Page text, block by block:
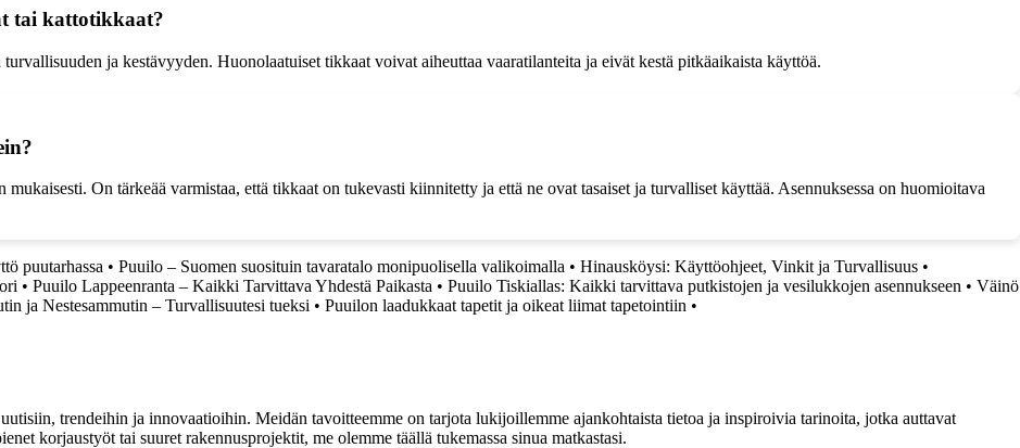
tai kattotikkaat?
ja kestävyyden. Huonolaatuiset tikkaat voivat aiheuttaa vaaratilanteita ja eivät kestä pitkäaikaista käyttöä.
On tärkeää varmistaa, että tikkaat on tukevasti kiinnitetty ja että ne ovat tasaiset ja turvalliset käyttää. Asennuksessa on huomioitava
puutarhassa • Puuilo – Suomen suosituin tavaratalo monipuolisella valikoimalla • Hinausköysi: Käyttöohjeet, Vinkit ja Turvallisuus •
• Puuilo Lappeenranta – Kaikki Tarvittava Yhdestä Paikasta • Puuilo Tiskiallas: Kaikki tarvittava putkistojen ja vesilukkojen asennukseen • Väinö
ja Nestesammutin – Turvallisuutesi tueksi • Puuilon laadukkaat tapetit ja oikeat liimat tapetointiin •
trendeihin ja innovaatioihin. Meidän tavoitteemme on tarjota lukijoillemme ajankohtaista tietoa ja inspiroivia tarinoita, jotka auttavat
korjaustyöt tai suuret rakennusprojektit, me olemme täällä tukemassa sinua matkastasi.